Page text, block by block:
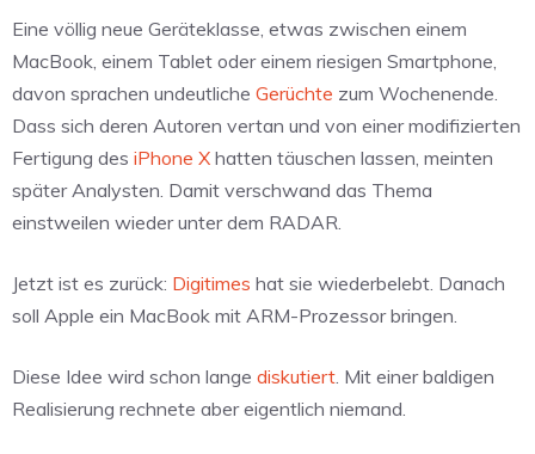
Eine völlig neue Geräteklasse, etwas zwischen einem
MacBook, einem Tablet oder einem riesigen Smartphone,
davon sprachen undeutliche Gerüchte zum Wochenende.
Dass sich deren Autoren vertan und von einer modifizierten
Fertigung des iPhone X hatten täuschen lassen, meinten
später Analysten. Damit verschwand das Thema
einstweilen wieder unter dem RADAR.
Jetzt ist es zurück: Digitimes hat sie wiederbelebt. Danach
soll Apple ein MacBook mit ARM-Prozessor bringen.
Diese Idee wird schon lange diskutiert. Mit einer baldigen
Realisierung rechnete aber eigentlich niemand.